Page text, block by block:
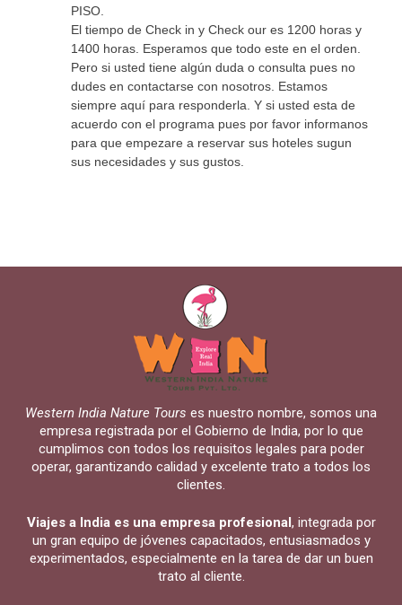
PISO.
El tiempo de Check in y Check our es 1200 horas y
1400 horas. Esperamos que todo este en el orden.
Pero si usted tiene algún duda o consulta pues no
dudes en contactarse con nosotros. Estamos
siempre aquí para responderla. Y si usted esta de
acuerdo con el programa pues por favor informanos
para que empezare a reservar sus hoteles sugun
sus necesidades y sus gustos.
Western India Nature Tours es nuestro nombre, somos una
empresa registrada por el Gobierno de India, por lo que
cumplimos con todos los requisitos legales para poder
operar, garantizando calidad y excelente trato a todos los
clientes.
Viajes a India es una empresa profesional, integrada por
un gran equipo de jóvenes capacitados, entusiasmados y
experimentados, especialmente en la tarea de dar un buen
trato al cliente.